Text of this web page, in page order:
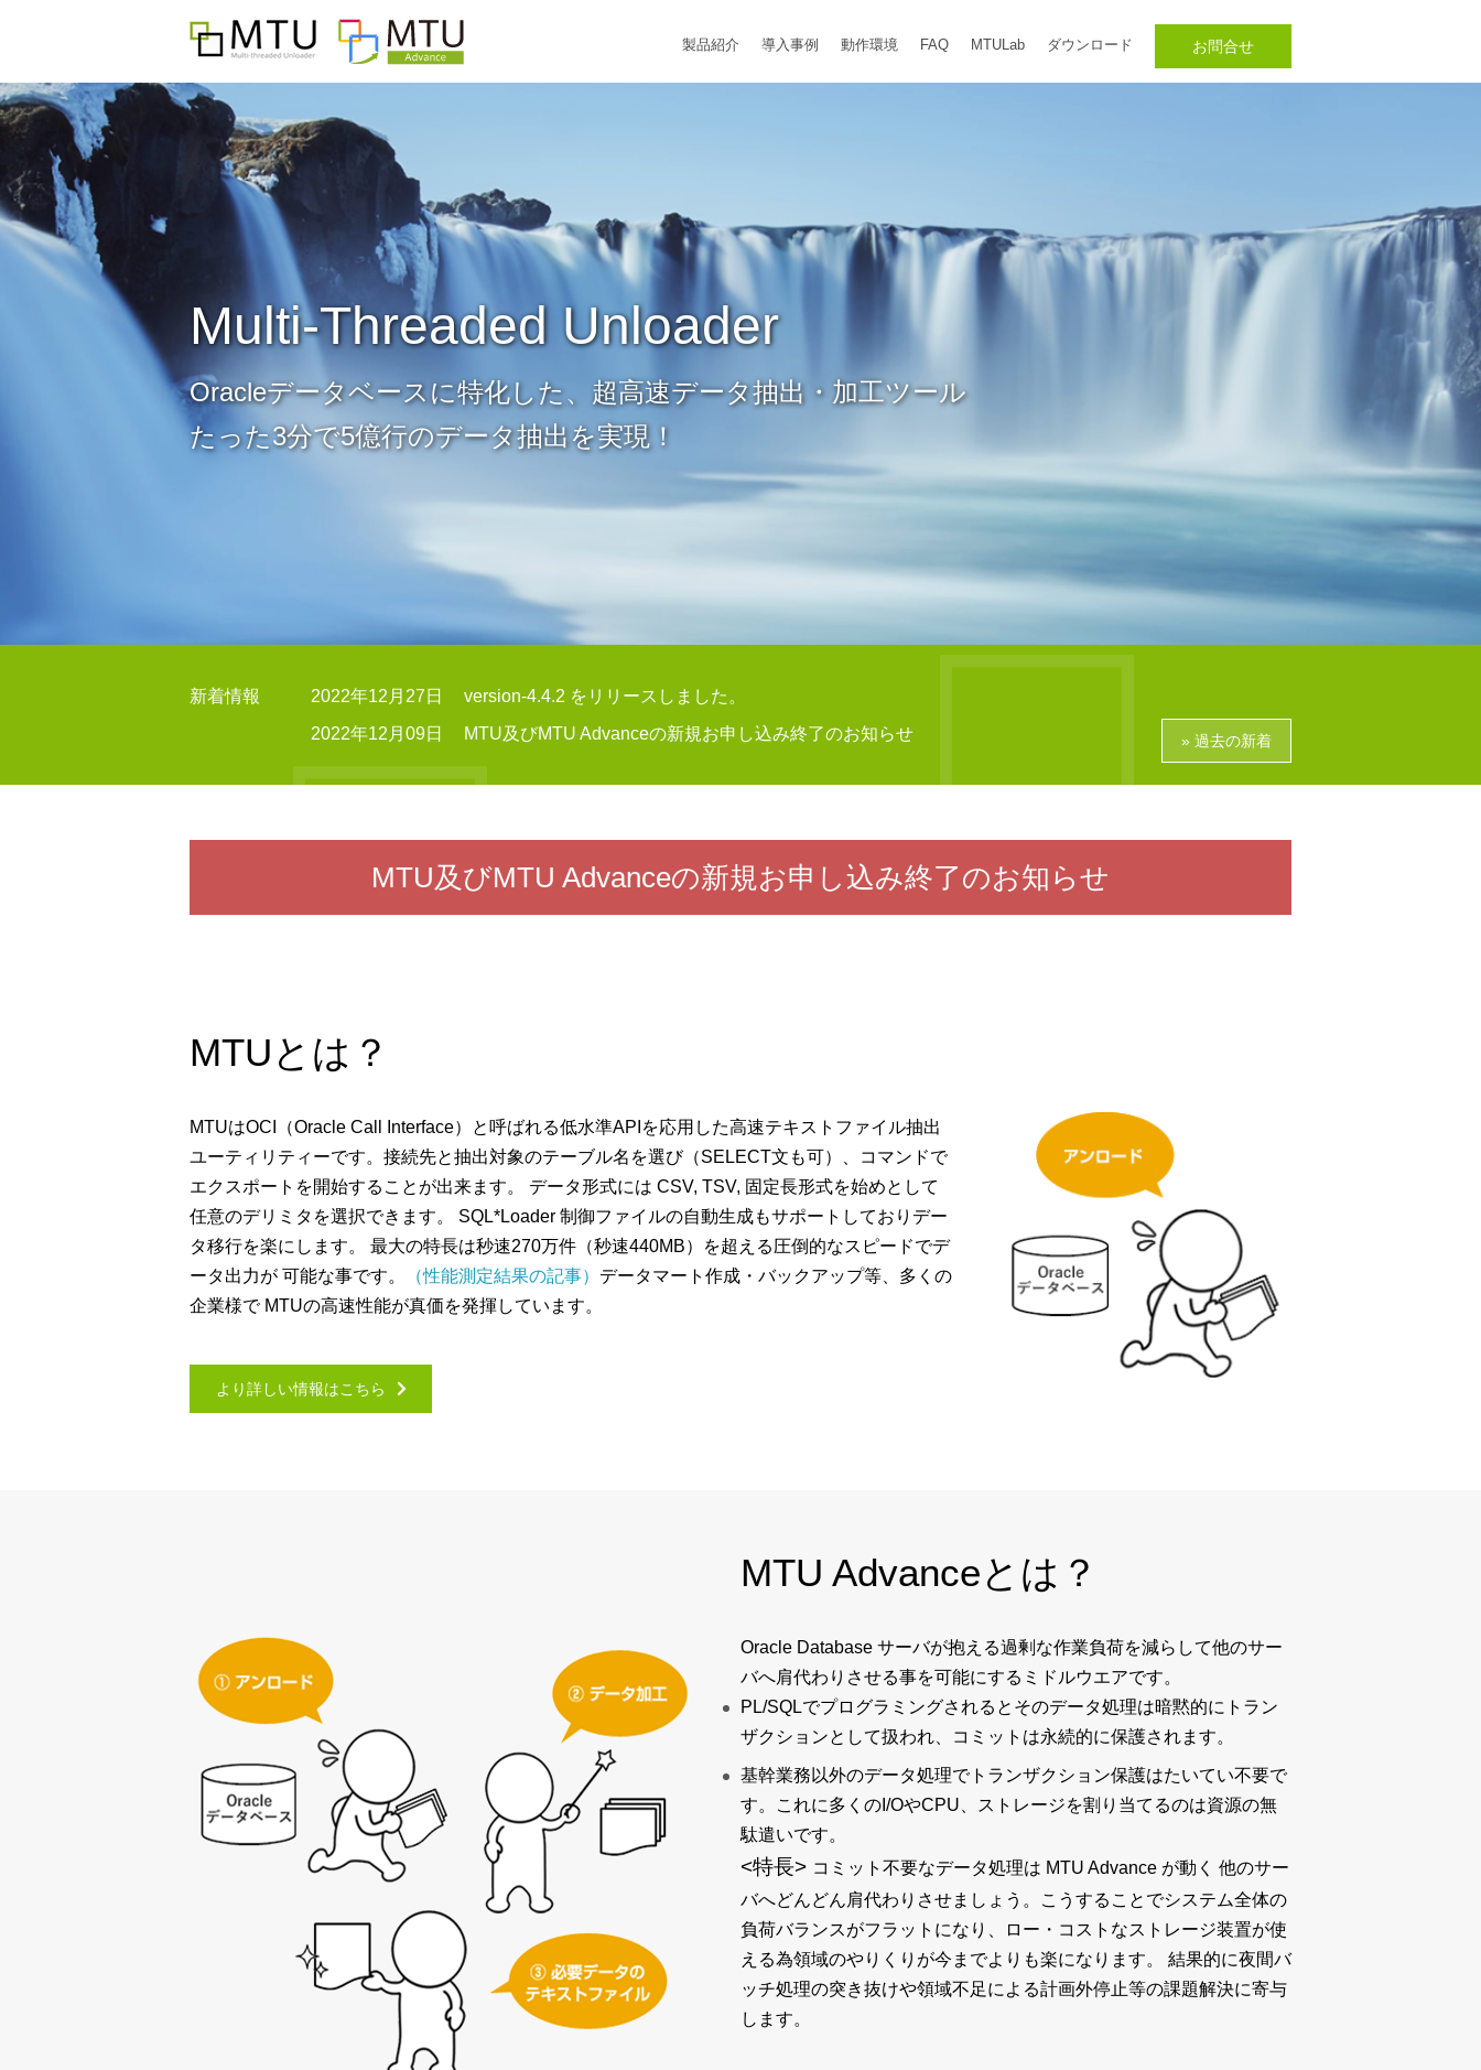
製品紹介 導入事例 動作環境 FAQ MTULab ダウンロード お問合せ
Multi-Threaded Unloader
Oracleデータベースに特化した、超高速データ抽出・加工ツール
たった3分で5億行のデータ抽出を実現！
新着情報 2022年12月27日
version-4.4.2 をリリースしました。
2022年12月09日
MTU及びMTU Advanceの新規お申し込み終了のお知らせ » 過去の新着
MTU及びMTU Advanceの新規お申し込み終了のお知らせ
MTUとは？
MTUはOCI（Oracle Call Interface）と呼ばれる低水準APIを応用した高速テキストファイル抽出
ユーティリティーです。接続先と抽出対象のテーブル名を選び（SELECT文も可）、コマンドで
エクスポートを開始することが出来ます。 データ形式には CSV, TSV, 固定長形式を始めとして
任意のデリミタを選択できます。 SQL*Loader 制御ファイルの自動生成もサポートしておりデー
タ移行を楽にします。 最大の特長は秒速270万件（秒速440MB）を超える圧倒的なスピードでデ
ータ出力が 可能な事です。
（性能測定結果の記事） データマート作成・バックアップ等、多くの
企業様で MTUの高速性能が真価を発揮しています。
より詳しい情報はこちら
MTU Advanceとは？
Oracle Database サーバが抱える過剰な作業負荷を減らして他のサー
バへ肩代わりさせる事を可能にするミドルウエアです。
PL/SQLでプログラミングされるとそのデータ処理は暗黙的にトラン
ザクションとして扱われ、コミットは永続的に保護されます。
基幹業務以外のデータ処理でトランザクション保護はたいてい不要で
す。これに多くのI/OやCPU、ストレージを割り当てるのは資源の無
駄遣いです。
<特長> コミット不要なデータ処理は MTU Advance が動く 他のサー
バへどんどん肩代わりさせましょう。こうすることでシステム全体の
負荷バランスがフラットになり、ロー・コストなストレージ装置が使
える為領域のやりくりが今までよりも楽になります。 結果的に夜間バ
ッチ処理の突き抜けや領域不足による計画外停止等の課題解決に寄与
します。